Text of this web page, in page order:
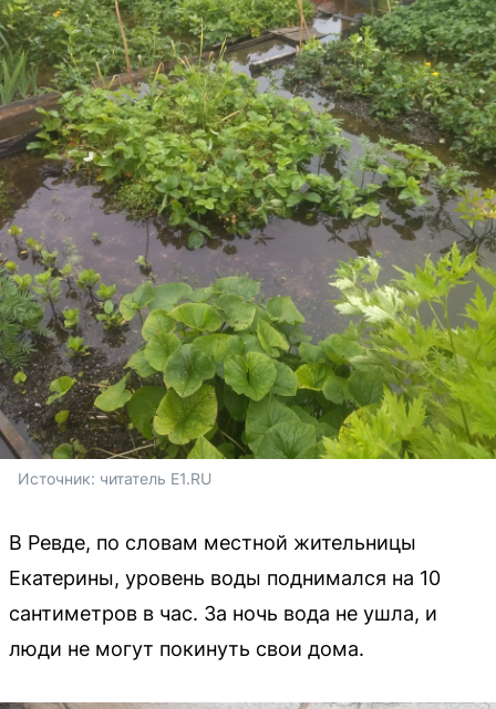
Источник: читатель E1.RU
В Ревде, по словам местной жительницы
Екатерины, уровень воды поднимался на 10
сантиметров в час. За ночь вода не ушла, и
люди не могут покинуть свои дома.